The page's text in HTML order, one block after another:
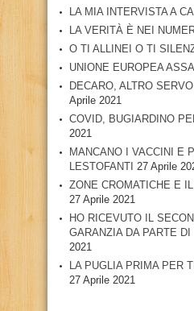
LA MIA INTERVISTA A
LA VERITÀ È NEI
O TI ALLINEI O TI
UNIONE EUROPEA
DECARO, ALTRO
Aprile 2021
COVID, BUGIARDINO
2021
MANCANO I VACCINI E
LESTOFANTI 27 Aprile
ZONE CROMATICHE E
27 Aprile 2021
HO RICEVUTO IL
GARANZIA DA PARTE
2021
LA PUGLIA PRIMA PER
27 Aprile 2021